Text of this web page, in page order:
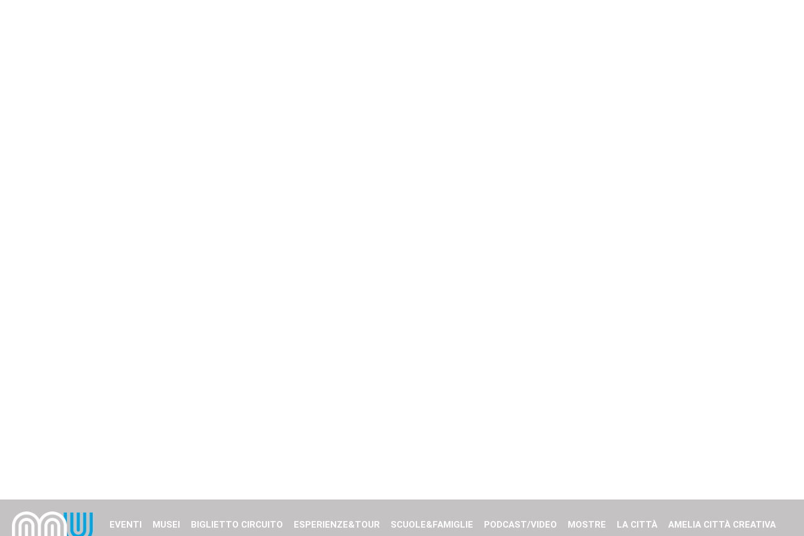
EVENTI MUSEI BIGLIETTO CIRCUITO ESPERIENZE&TOUR SCUOLE&FAMIGLIE PODCAST/VIDEO MOSTRE LA CITTÀ AMELIA CITTÀ CREATIVA